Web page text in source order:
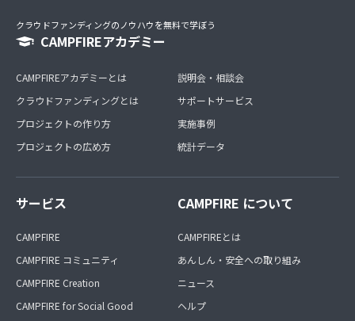
クラウドファンディングのノウハウを無料で学ぼう
CAMPFIREアカデミー
CAMPFIREアカデミーとは
クラウドファンディングとは
プロジェクトの作り方
プロジェクトの広め方
説明会・相談会
サポートサービス
実施事例
統計データ
サービス
CAMPFIRE
CAMPFIRE コミュニティ
CAMPFIRE Creation
CAMPFIRE for Social Good
CAMPFIRE について
CAMPFIREとは
あんしん・安全への取り組み
ニュース
ヘルプ